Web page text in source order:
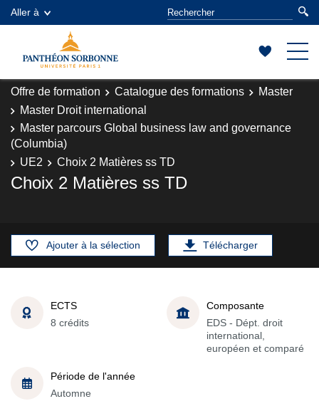
Aller à
Offre de formation Catalogue des formations
Master
Master Droit international
Master parcours Global business law and governance
(Columbia)
UE2
Choix 2 Matières ss TD
Choix 2 Matières ss TD
Ajouter à la sélection Télécharger
ECTS
8 crédits
Composante
EDS - Dépt. droit
international,
européen et comparé
Période de l'année
Automne